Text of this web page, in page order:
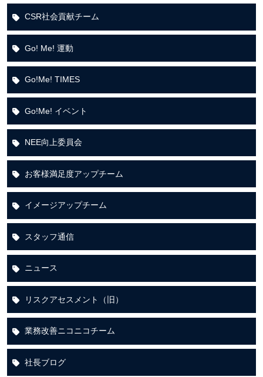
CSR社会貢献チーム
Go! Me! 運動
Go!Me! TIMES
Go!Me! イベント
NEE向上委員会
お客様満足度アップチーム
イメージアップチーム
スタッフ通信
ニュース
リスクアセスメント（旧）
業務改善ニコニコチーム
社長ブログ